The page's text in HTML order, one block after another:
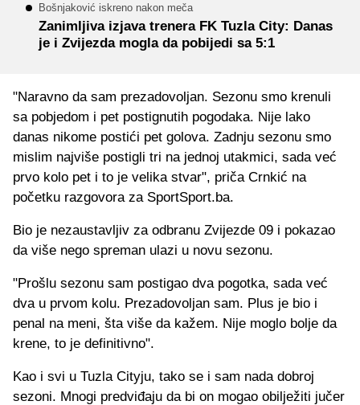
Bošnjaković iskreno nakon meča
Zanimljiva izjava trenera FK Tuzla City: Danas
je i Zvijezda mogla da pobijedi sa 5:1
"Naravno da sam prezadovoljan. Sezonu smo krenuli
sa pobjedom i pet postignutih pogodaka. Nije lako
danas nikome postići pet golova. Zadnju sezonu smo
mislim najviše postigli tri na jednoj utakmici, sada već
prvo kolo pet i to je velika stvar", priča Crnkić na
početku razgovora za SportSport.ba.
Bio je nezaustavljiv za odbranu Zvijezde 09 i pokazao
da više nego spreman ulazi u novu sezonu.
"Prošlu sezonu sam postigao dva pogotka, sada već
dva u prvom kolu. Prezadovoljan sam. Plus je bio i
penal na meni, šta više da kažem. Nije moglo bolje da
krene, to je definitivno".
Kao i svi u Tuzla Cityju, tako se i sam nada dobroj
sezoni. Mnogi predviđaju da bi on mogao obilježiti jučer